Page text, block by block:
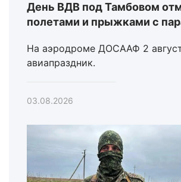
День ВДВ под Тамбовом
полетами и прыжками с
На аэродроме ДОСААФ 2
авиапраздник.
03.08.2026